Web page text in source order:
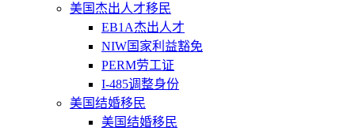
美国杰出人才移民
EB1A杰出人才
NIW国家利益豁免
PERM劳工证
I-485调整身份
美国结婚移民
美国结婚移民